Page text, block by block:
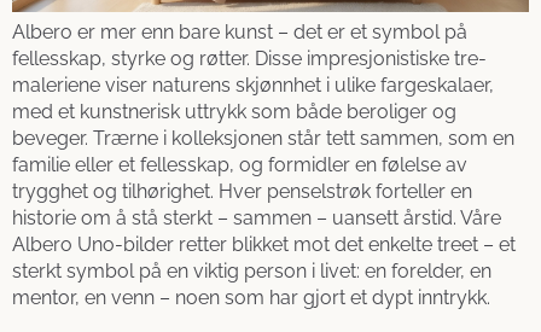
Albero er mer enn bare kunst – det er et symbol på
fellesskap, styrke og røtter. Disse impresjonistiske tre-
maleriene viser naturens skjønnhet i ulike fargeskalaer,
med et kunstnerisk uttrykk som både beroliger og
beveger. Trærne i kolleksjonen står tett sammen, som en
familie eller et fellesskap, og formidler en følelse av
trygghet og tilhørighet. Hver penselstrøk forteller en
historie om å stå sterkt – sammen – uansett årstid. Våre
Albero Uno-bilder retter blikket mot det enkelte treet – et
sterkt symbol på en viktig person i livet: en forelder, en
mentor, en venn – noen som har gjort et dypt inntrykk.